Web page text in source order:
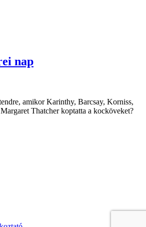
nap
amikor Karinthy, Barcsay, Korniss,
Thatcher koptatta a kocköveket?